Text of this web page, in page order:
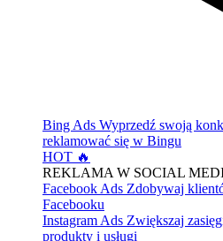
Bing Ads Wyprzedź swoją
reklamować się w Bingu
HOT 🔥
REKLAMA W SOCIAL
Facebook Ads Zdobywaj
Facebooku
Instagram Ads Zwiększaj
produkty i usługi